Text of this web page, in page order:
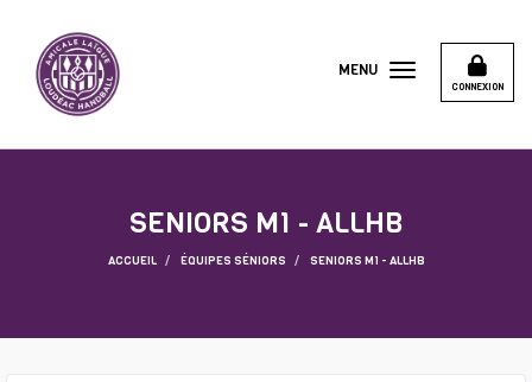
CONNEXION
MENU
SENIORS M1 - ALLHB
ACCUEIL ÉQUIPES SÉNIORS SENIORS M1 - ALLHB